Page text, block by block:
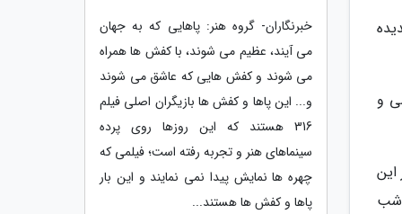
و
شب
خبرنگاران- گروه هنر: پاهایی که به جهان
می آیند، عظیم می شوند، با کفش ها همراه
می شوند و کفش هایی که عاشق می شوند
و... این پاها و کفش ها بازیگران اصلی فیلم
316 هستند که این روزها روی پرده
سینماهای هنر و تجربه رفته است؛ فیلمی که
چهره ها نمایش پیدا نمی نمایند و این بار
پاها و کفش ها هستند...